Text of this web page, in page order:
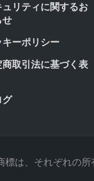
ュリティに関するお
せ
キーポリシー
商取引法に基づく表
グ
は、それぞれの所